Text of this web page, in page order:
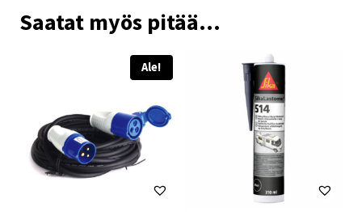
Saatat myös pitää...
Ale!